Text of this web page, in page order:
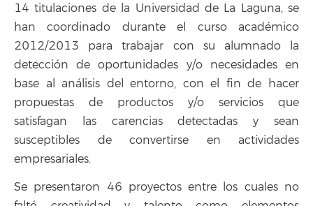
14 titulaciones de la Universidad de La Laguna, se
han coordinado durante el curso académico
2012/2013 para trabajar con su alumnado la
detección de oportunidades y/o necesidades en
base al análisis del entorno, con el fin de hacer
propuestas de productos y/o servicios que
satisfagan las carencias detectadas y sean
susceptibles de convertirse en actividades
empresariales.
Se presentaron 46 proyectos entre los cuales no